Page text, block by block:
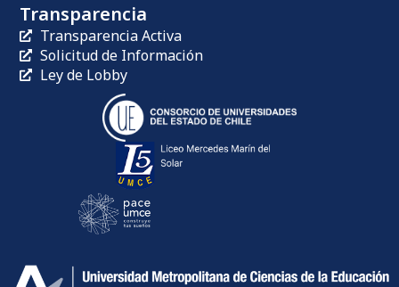
Transparencia
Transparencia Activa
Solicitud de Información
Ley de Lobby